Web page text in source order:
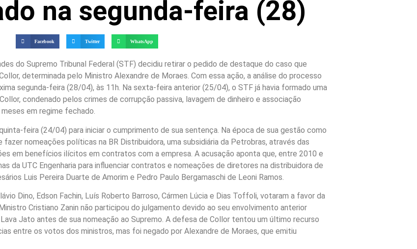
na segunda-feira (28)
Facebook Twitter WhatsApp
do Supremo Tribunal Federal (STF) decidiu retirar o pedido de destaque do caso que
determinada pelo Ministro Alexandre de Moraes. Com essa ação, a análise do processo
segunda-feira (28/04), às 11h. Na sexta-feira anterior (25/04), o STF já havia formado uma
condenado pelos crimes de corrupção passiva, lavagem de dinheiro e associação
em regime fechado.
feira (24/04) para iniciar o cumprimento de sua sentença. Na época de sua gestão como
nomeações políticas na BR Distribuidora, uma subsidiária da Petrobras, através das
em benefícios ilícitos em contratos com a empresa. A acusação aponta que, entre 2010 e
da UTC Engenharia para influenciar contratos e nomeações de diretores na distribuidora de
Luis Pereira Duarte de Amorim e Pedro Paulo Bergamaschi de Leoni Ramos.
Dino, Edson Fachin, Luís Roberto Barroso, Cármen Lúcia e Dias Toffoli, votaram a favor da
Cristiano Zanin não participou do julgamento devido ao seu envolvimento anterior
Jato antes de sua nomeação ao Supremo. A defesa de Collor tentou um último recurso
entre os votos dos ministros, mas foi negado por Alexandre de Moraes, que emitiu